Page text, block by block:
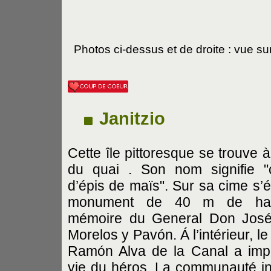
Photos ci-dessus et de droite : vue
Janitzio
Cette île pittoresque se trouve
du quai . Son nom signifie
d’épis de maïs". Sur sa cime
monument de 40 m de
mémoire du General Don
Morelos y Pavón. Á l’intérieur,
Ramón Alva de la Canal a
vie du héros. La communauté